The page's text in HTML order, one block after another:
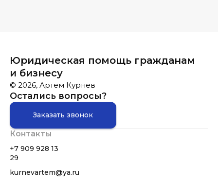
Юридическая помощь гражданам
и бизнесу
© 2026, Артем Курнев
Остались вопросы?
Заказать звонок
Контакты
+7 909 928 13
29
kurnevartem@ya.ru